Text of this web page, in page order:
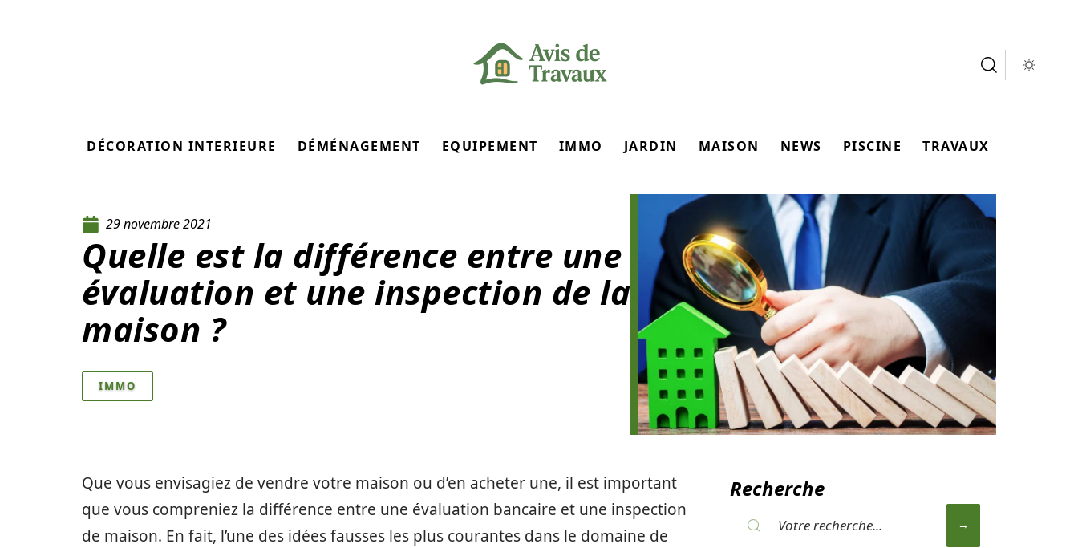
DÉCORATION INTERIEURE DÉMÉNAGEMENT EQUIPEMENT IMMO JARDIN MAISON NEWS PISCINE TRAVAUX
29 novembre 2021
Quelle est la différence entre une
évaluation et une inspection de la
maison ?
IMMO
Que vous envisagiez de vendre votre maison ou d’en acheter une, il est important
que vous compreniez la différence entre une évaluation bancaire et une inspection
de maison. En fait, l’une des idées fausses les plus courantes dans le domaine de
Recherche